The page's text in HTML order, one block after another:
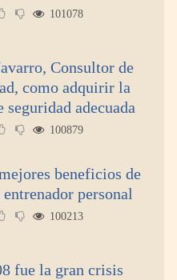
hasta el
101078
Consultor de
como adquirir la
seguridad adecuada
100879
beneficios de
personal
100213
fue la gran crisis